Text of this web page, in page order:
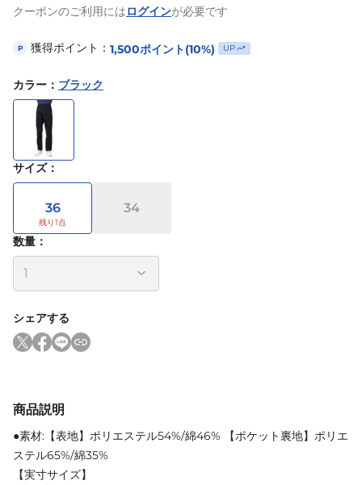
クーポンのご利用にはログインが必要です
P 獲得ポイント： 1,500ポイント(10%) UP
カラー ： ブラック
サイズ：
36 34
数量：
シェアする
商品説明
●素材:【表地】ポリエステル54%/綿46% 【ポケット裏地】ポリエ
ステル65%/綿35%
【実寸サイズ】